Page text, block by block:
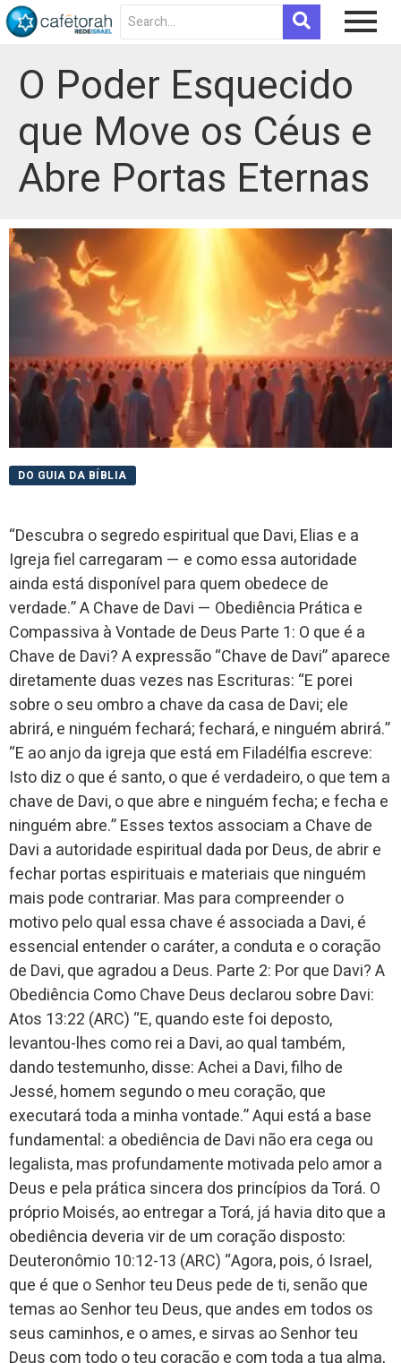
O Poder Esquecido
que Move os Céus e
Abre Portas Eternas
DO GUIA DA BÍBLIA
“Descubra o segredo espiritual que Davi, Elias e a
Igreja fiel carregaram — e como essa autoridade
ainda está disponível para quem obedece de
verdade.” A Chave de Davi — Obediência Prática e
Compassiva à Vontade de Deus Parte 1: O que é a
Chave de Davi? A expressão “Chave de Davi” aparece
diretamente duas vezes nas Escrituras: “E porei
sobre o seu ombro a chave da casa de Davi; ele
abrirá, e ninguém fechará; fechará, e ninguém abrirá.”
“E ao anjo da igreja que está em Filadélfia escreve:
Isto diz o que é santo, o que é verdadeiro, o que tem a
chave de Davi, o que abre e ninguém fecha; e fecha e
ninguém abre.” Esses textos associam a Chave de
Davi a autoridade espiritual dada por Deus, de abrir e
fechar portas espirituais e materiais que ninguém
mais pode contrariar. Mas para compreender o
motivo pelo qual essa chave é associada a Davi, é
essencial entender o caráter, a conduta e o coração
de Davi, que agradou a Deus. Parte 2: Por que Davi? A
Obediência Como Chave Deus declarou sobre Davi:
Atos 13:22 (ARC) “E, quando este foi deposto,
levantou-lhes como rei a Davi, ao qual também,
dando testemunho, disse: Achei a Davi, filho de
Jessé, homem segundo o meu coração, que
executará toda a minha vontade.” Aqui está a base
fundamental: a obediência de Davi não era cega ou
legalista, mas profundamente motivada pelo amor a
Deus e pela prática sincera dos princípios da Torá. O
próprio Moisés, ao entregar a Torá, já havia dito que a
obediência deveria vir de um coração disposto:
Deuteronômio 10:12-13 (ARC) “Agora, pois, ó Israel,
que é que o Senhor teu Deus pede de ti, senão que
temas ao Senhor teu Deus, que andes em todos os
seus caminhos, e o ames, e sirvas ao Senhor teu
Deus com todo o teu coração e com toda a tua alma,